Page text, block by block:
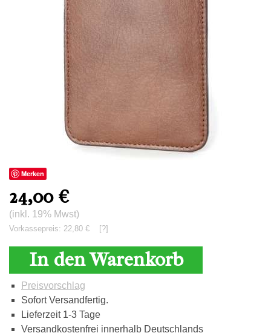
Merken
24,00 €
(inkl. 19% Mwst)
Vorkassepreis: 22,80 € [?]
In den Warenkorb
Preisvorschlag
Sofort Versandfertig.
Lieferzeit 1-3 Tage
Versandkostenfrei innerhalb Deutschlands